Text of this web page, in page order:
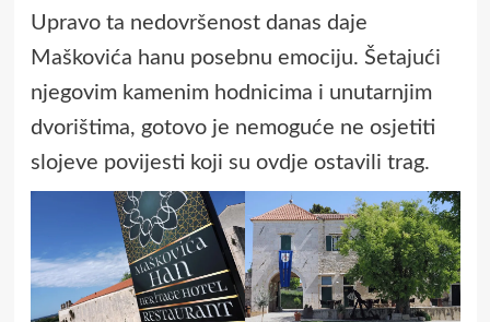
Upravo ta nedovršenost danas daje
Maškovića hanu posebnu emociju. Šetajući
njegovim kamenim hodnicima i unutarnjim
dvorištima, gotovo je nemoguće ne osjetiti
slojeve povijesti koji su ovdje ostavili trag.